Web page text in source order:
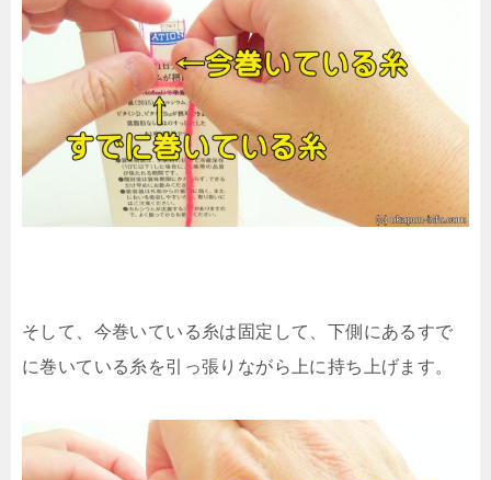
そして、今巻いている糸は固定して、下側にあるすで
に巻いている糸を引っ張りながら上に持ち上げます。